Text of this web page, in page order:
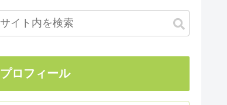
プロフィール